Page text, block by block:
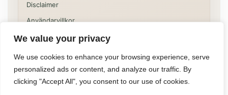
We value your privacy
We use cookies to enhance your browsing experience, serve
personalized ads or content, and analyze our traffic. By
clicking "Accept All", you consent to our use of cookies.
Disclaimer
Användarvillkor
Vissa delar av sajten kan innehålla kommersiella
rekommendationer eller affiliatelänkar. Innehållet på
Allformen är informativt och ska inte ses som individuell
medicinsk, juridisk eller finansiell rådgivning.